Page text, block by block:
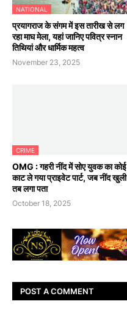
NATIONAL
प्रयागराज के संगम में इस तारीख से लग
रहा माघ मेला, यहां जानिए पवित्र स्नान
तिथियां और धार्मिक महत्व
November 23, 2025
CRIME
OMG : गहरी नींद में सोए युवक का कोई
काट ले गया प्राइवेट पार्ट, जब नींद खुली
तब लगा पता
October 18, 2025
POST A COMMENT